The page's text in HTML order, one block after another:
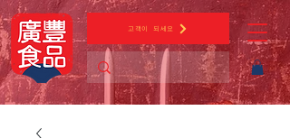
고객이 되세요